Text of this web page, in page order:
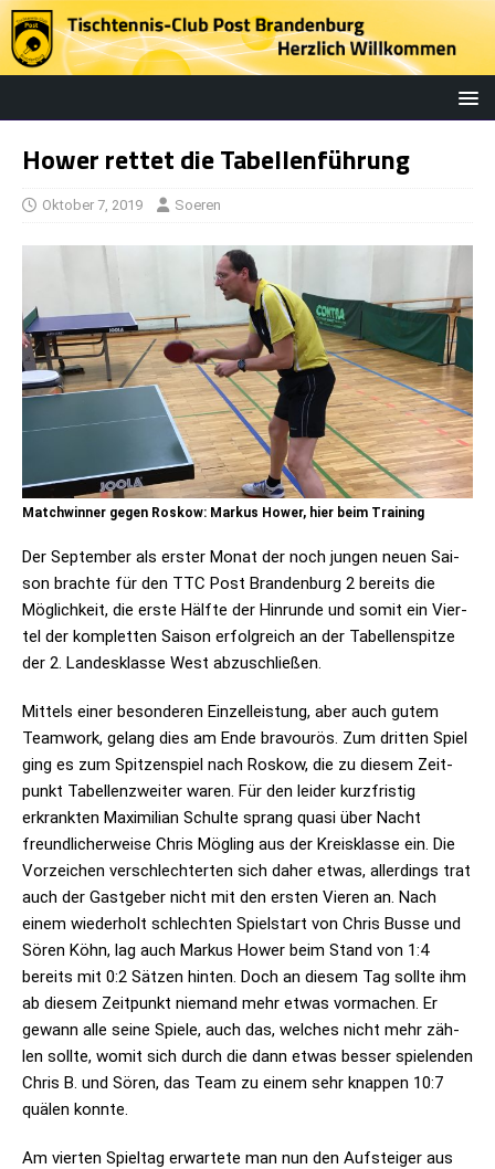
Hower rettet die Tabellenführung
Oktober 7, 2019 Soeren
Matchwinner gegen Roskow: Markus Hower, hier beim Training
Der Sep­tem­ber als ers­ter Monat der noch jun­gen neuen Sai­
son brachte für den TTC Post Bran­den­burg 2 bereits die
Mög­lich­keit, die erste Hälfte der Hin­runde und somit ein Vier­
tel der kom­plet­ten Sai­son erfolg­reich an der Tabel­len­spitze
der 2. Lan­des­klasse West abzuschließen.
Mit­tels einer beson­de­ren Ein­zel­leis­tung, aber auch gutem
Team­work, gelang dies am Ende bra­vou­rös. Zum drit­ten Spiel
ging es zum Spit­zen­spiel nach Ros­kow, die zu die­sem Zeit­
punkt Tabel­len­zwei­ter waren. Für den lei­der kurz­fris­tig
erkrank­ten Maxi­mi­lian Schulte sprang quasi über Nacht
freund­li­cher­weise Chris Mög­ling aus der Kreis­klasse ein. Die
Vor­zei­chen ver­schlech­ter­ten sich daher etwas, aller­dings trat
auch der Gast­ge­ber nicht mit den ers­ten Vie­ren an. Nach
einem wie­der­holt schlech­ten Spiel­start von Chris Busse und
Sören Köhn, lag auch Mar­kus Hower beim Stand von 1:4
bereits mit 0:2 Sät­zen hin­ten. Doch an die­sem Tag sollte ihm
ab die­sem Zeit­punkt nie­mand mehr etwas vor­ma­chen. Er
gewann alle seine Spiele, auch das, wel­ches nicht mehr zäh­
len sollte, womit sich durch die dann etwas bes­ser spie­len­den
Chris B. und Sören, das Team zu einem sehr knap­pen 10:7
quä­len konnte.
Am vier­ten Spiel­tag erwar­tete man nun den Auf­stei­ger aus